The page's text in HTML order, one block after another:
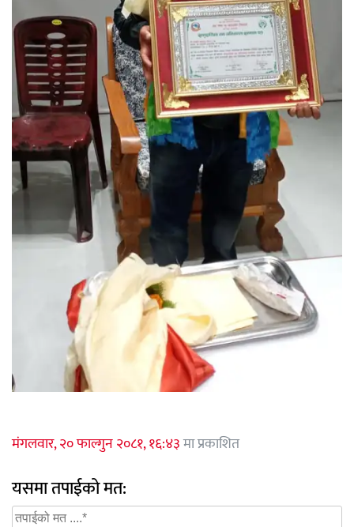
मंगलवार, २० फाल्गुन २०८१, १६:४३मा प्रकाशित
यसमा तपाईको मत: